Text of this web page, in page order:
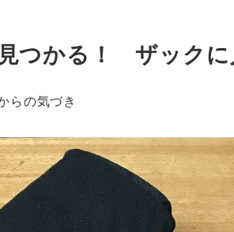
つかる！ ザック
らの気づき